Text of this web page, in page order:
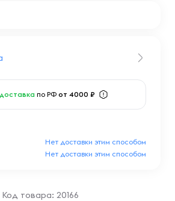
по РФ от 4000 ₽
Нет доставки этим способом
Нет доставки этим способом
Код товара: 20166